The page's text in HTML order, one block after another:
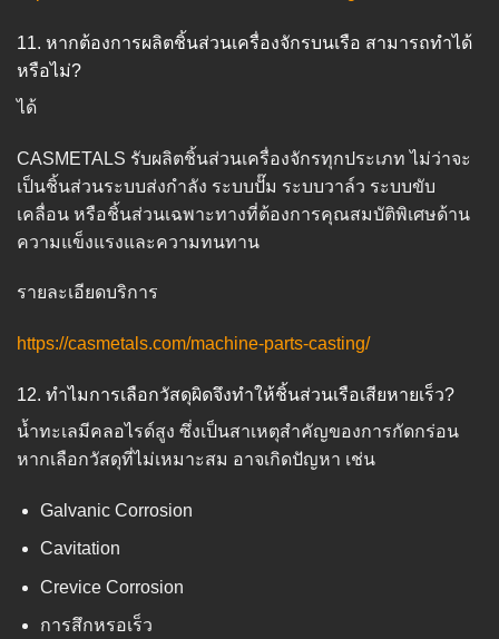
11. หากต้องการผลิตชิ้นส่วนเครื่องจักรบนเรือ สามารถทำได้
หรือไม่?
ได้
CASMETALS รับผลิตชิ้นส่วนเครื่องจักรทุกประเภท ไม่ว่าจะ
เป็นชิ้นส่วนระบบส่งกำลัง ระบบปั๊ม ระบบวาล์ว ระบบขับ
เคลื่อน หรือชิ้นส่วนเฉพาะทางที่ต้องการคุณสมบัติพิเศษด้าน
ความแข็งแรงและความทนทาน
รายละเอียดบริการ
https://casmetals.com/machine-parts-casting/
12. ทำไมการเลือกวัสดุผิดจึงทำให้ชิ้นส่วนเรือเสียหายเร็ว?
น้ำทะเลมีคลอไรด์สูง ซึ่งเป็นสาเหตุสำคัญของการกัดกร่อน
หากเลือกวัสดุที่ไม่เหมาะสม อาจเกิดปัญหา เช่น
Galvanic Corrosion
Cavitation
Crevice Corrosion
การสึกหรอเร็ว